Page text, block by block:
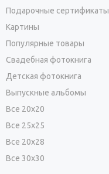
Подарочные сертификаты
Картины
Популярные товары
Свадебная фотокнига
Детская фотокнига
Выпускные альбомы
Все 20х20
Все 25х25
Все 20х28
Все 30х30